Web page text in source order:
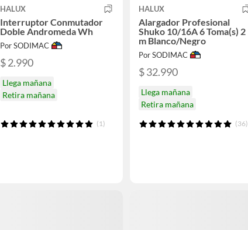
HALUX
Interruptor Conmutador
Doble Andromeda Wh
Por SODIMAC
$ 2.990
Llega mañana
Retira mañana
(1)
HALUX
Alargador Profesional
Shuko 10/16A 6 Toma(s) 2
m Blanco/Negro
Por SODIMAC
$ 32.990
Llega mañana
Retira mañana
(36)